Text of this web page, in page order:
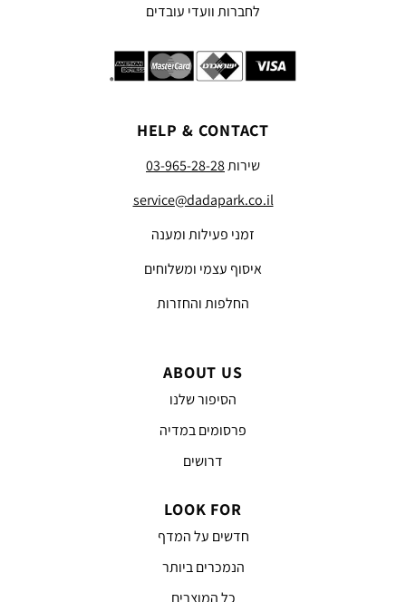
לחברות וועדי עובדים
HELP & CONTACT
שירות03-965-28-28
service@dadapark.co.il
זמני פעילות ומענה
איסוף עצמי ומשלוחים
החלפות והחזרות
ABOUT US
הסיפור שלנו
פרסומים במדיה
דרושים
LOOK FOR
חדשים על המדף
הנמכרים ביותר
כל המוצרים